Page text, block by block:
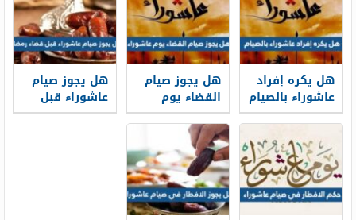
هل يكره إفراد
عاشوراء بالصيام
هل يجوز صيام
القضاء يوم
عاشوراء
هل يجوز صيام
عاشوراء قبل
قضاء رمضان